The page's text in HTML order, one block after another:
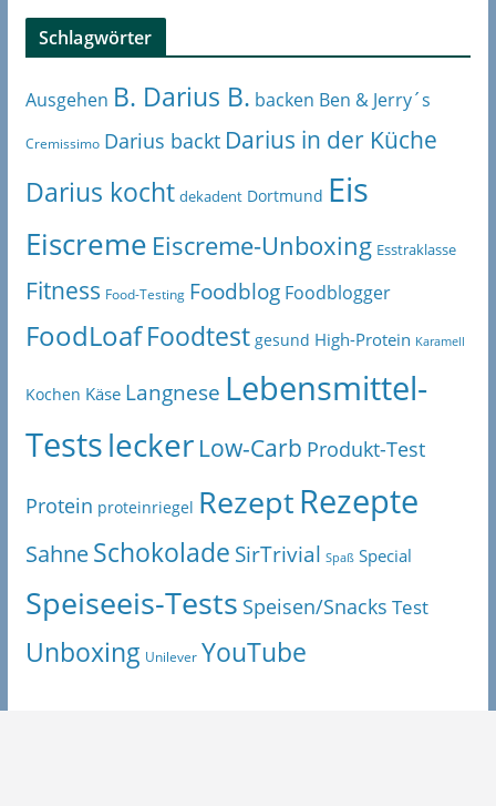
Schlagwörter
Ausgehen B. Darius B. backen Ben & Jerry´s
Cremissimo Darius backt Darius in der Küche
Darius kocht dekadent Dortmund Eis
Eiscreme Eiscreme-Unboxing Esstraklasse
Fitness Food-Testing Foodblog Foodblogger
FoodLoaf Foodtest gesund High-Protein Karamell
Kochen Käse Langnese Lebensmittel-
Testslecker Low-Carb Produkt-Test
Protein proteinriegel RezeptRezepte
SahneSchokolade SirTrivial Spaß Special
Speiseeis-Tests Speisen/Snacks Test
Unboxing Unilever YouTube